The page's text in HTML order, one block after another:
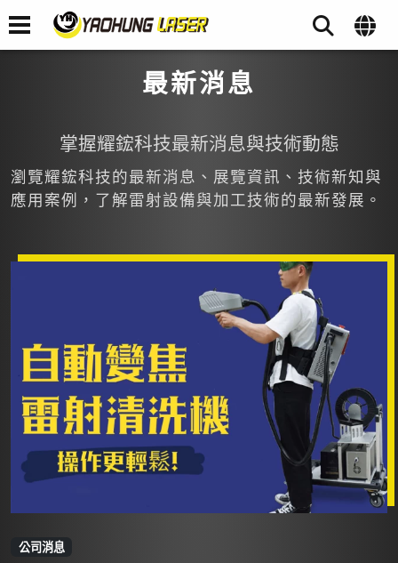
最新消息
掌握耀鋐科技最新消息與技術動態
瀏覽耀鋐科技的最新消息、展覽資訊、技術新知與
應用案例，了解雷射設備與加工技術的最新發展。
公司消息